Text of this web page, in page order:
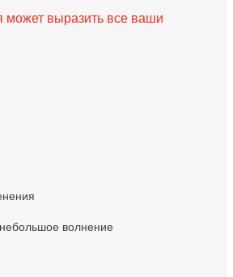
может выразить все ваши
волнение